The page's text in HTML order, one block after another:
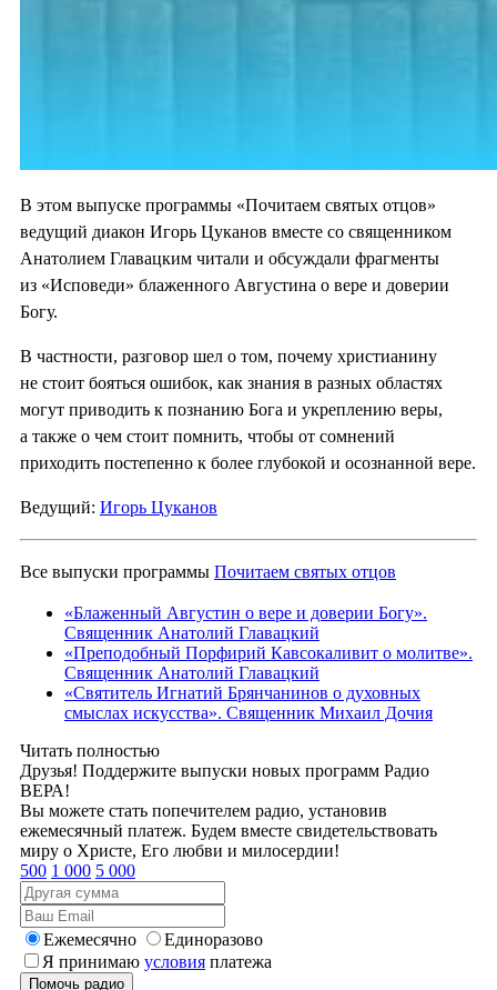
В этом выпуске программы «Почитаем святых отцов»
ведущий диакон Игорь Цуканов вместе со священником
Анатолием Главацким читали и обсуждали фрагменты
из «Исповеди» блаженного Августина о вере и доверии
Богу.
В частности, разговор шел о том, почему христианину
не стоит бояться ошибок, как знания в разных областях
могут приводить к познанию Бога и укреплению веры,
а также о чем стоит помнить, чтобы от сомнений
приходить постепенно к более глубокой и осознанной вере.
Ведущий: Игорь Цуканов
Все выпуски программы Почитаем святых отцов
«Блаженный Августин о вере и доверии Богу».
Священник Анатолий Главацкий
«Преподобный Порфирий Кавсокаливит о молитве».
Священник Анатолий Главацкий
«Святитель Игнатий Брянчанинов о духовных
смыслах искусства». Священник Михаил Дочия
Читать полностью
Друзья! Поддержите выпуски новых программ Радио
ВЕРА!
Вы можете стать попечителем радио, установив
ежемесячный платеж. Будем вместе свидетельствовать
миру о Христе, Его любви и милосердии!
500 1 000 5 000
Ежемесячно
Единоразово
Я принимаю условия платежа
Помочь радио